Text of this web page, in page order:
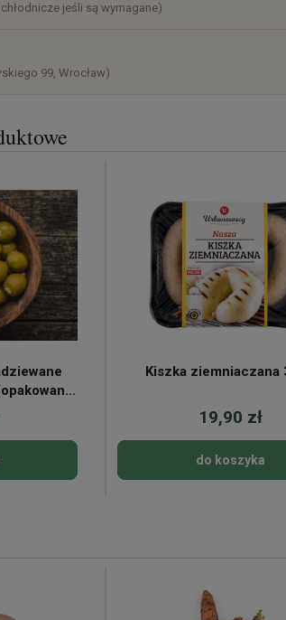
jeśli są wymagane)
99, Wrocław)
Kiszka ziemniaczana
19,90 zł
do koszyka